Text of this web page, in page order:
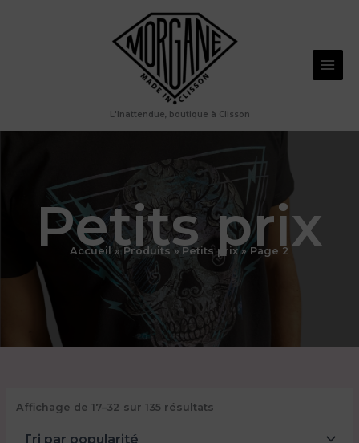
L'Inattendue, boutique à Clisson
Petits prix
Accueil Produits Petits prix Page 2
Affichage de 17–32 sur 135 résultatsTrié